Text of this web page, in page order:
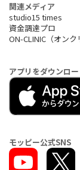
関連メディア
studio15 times
資金調達プロ
ON-CLINIC（オンク
アプリをダウンロ
モッピー公式SNS